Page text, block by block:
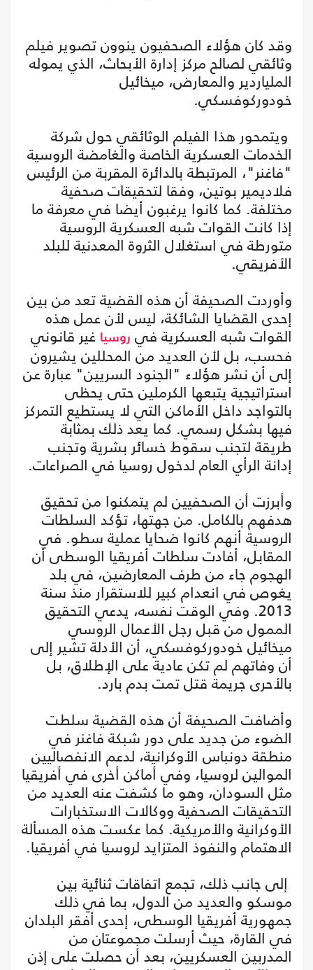
وقد كان هؤلاء الصحفيون ينوون تصوير فيلم
وثائقي لصالح مركز إدارة الأبحاث، الذي يموله
الملياردير والمعارض، ميخائيل
خودوركوفسكي.
ويتمحور هذا الفيلم الوثائقي حول شركة
الخدمات العسكرية الخاصة والغامضة الروسية
"فاغنر"، المرتبطة بالدائرة المقربة من الرئيس
فلاديمير بوتين، وفقا لتحقيقات صحفية
مختلفة. كما كانوا يرغبون أيضا في معرفة ما
إذا كانت القوات شبه العسكرية الروسية
متورطة في استغلال الثروة المعدنية للبلد
الأفريقي.
وأوردت الصحيفة أن هذه القضية تعد من بين
إحدى القضايا الشائكة، ليس لأن عمل هذه
القوات شبه العسكرية في روسيا غير قانوني
فحسب، بل لأن العديد من المحللين يشيرون
إلى أن نشر هؤلاء "الجنود السريين" عبارة عن
استراتيجية يتبعها الكرملين حتى يحظى
بالتواجد داخل الأماكن التي لا يستطيع التمركز
فيها بشكل رسمي. كما يعد ذلك بمثابة
طريقة لتجنب سقوط خسائر بشرية وتجنب
إدانة الرأي العام لدخول روسيا في الصراعات.
وأبرزت أن الصحفيين لم يتمكنوا من تحقيق
هدفهم بالكامل. من جهتها، تؤكد السلطات
الروسية أنهم كانوا ضحايا عملية سطو. في
المقابل، أفادت سلطات أفريقيا الوسطى أن
الهجوم جاء من طرف المعارضين، في بلد
يغوص في انعدام كبير للاستقرار منذ سنة
2013. وفي الوقت نفسه، يدعي التحقيق
الممول من قبل رجل الأعمال الروسي
ميخائيل خودوركوفسكي، أن الأدلة تشير إلى
أن وفاتهم لم تكن عادية على الإطلاق، بل
بالأحرى جريمة قتل تمت بدم بارد.
وأضافت الصحيفة أن هذه القضية سلطت
الضوء من جديد على دور شبكة فاغنر في
منطقة دونباس الأوكرانية، لدعم الانفصاليين
الموالين لروسيا، وفي أماكن أخرى في أفريقيا
مثل السودان، وهو ما كشفت عنه العديد من
التحقيقات الصحفية ووكالات الاستخبارات
الأوكرانية والأمريكية. كما عكست هذه المسألة
الاهتمام والنفوذ المتزايد لروسيا في أفريقيا.
إلى جانب ذلك، تجمع اتفاقات ثنائية بين
موسكو والعديد من الدول، بما في ذلك
جمهورية أفريقيا الوسطى، إحدى أفقر البلدان
في القارة، حيث أرسلت مجموعتان من
المدربين العسكريين، بعد أن حصلت على إذن